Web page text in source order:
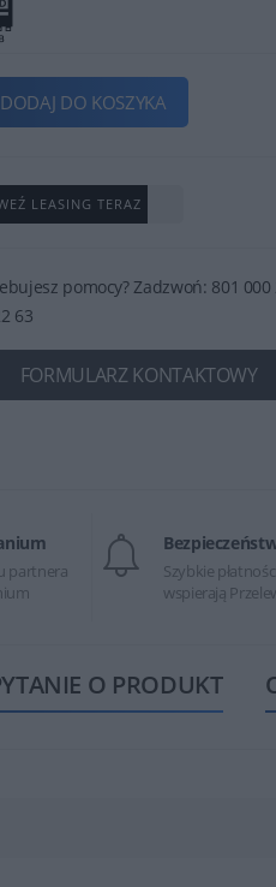
DODAJ DO KOSZYKA
LEASING TERAZ
pomocy? Zadzwoń: 801
63
FORMULARZ KONTAKTOWY
partnera
Szybkie płatności
wspierają
O PRODUKT